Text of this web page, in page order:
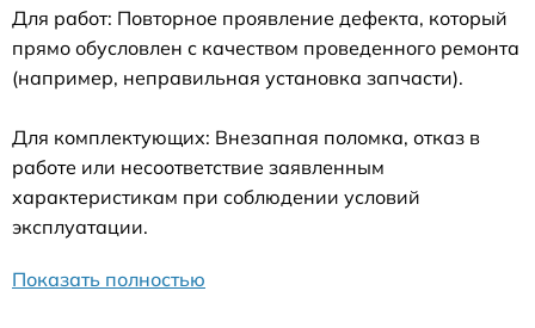
Для работ: Повторное проявление дефекта, который
прямо обусловлен с качеством проведенного ремонта
(например, неправильная установка запчасти).
Для комплектующих: Внезапная поломка, отказ в
работе или несоответствие заявленным
характеристикам при соблюдении условий
эксплуатации.
Показать полностью